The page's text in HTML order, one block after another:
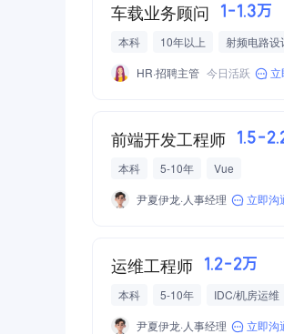
车载业务顾问 1-1.3万
本科 10年以上 射频电路设
HR·招聘主管 今日活跃 立
前端开发工程师 1.5-
本科 5-10年
Vue
尹夏伊龙·人事经理
立即沟
运维工程师 1.2-2万
本科 5-10年 IDC/机房运维
尹夏伊龙·人事经理
立即沟